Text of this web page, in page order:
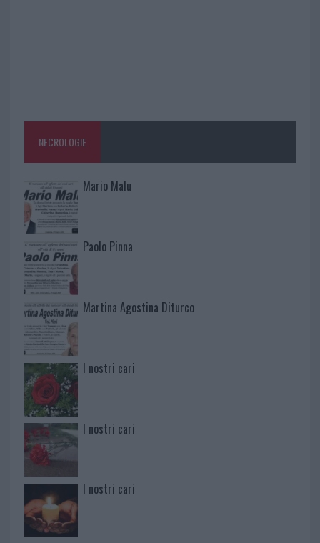
NECROLOGIE
Mario Malu
Paolo Pinna
Martina Agostina Diturco
I nostri cari
I nostri cari
I nostri cari